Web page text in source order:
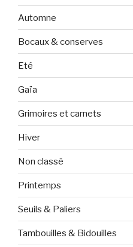
Automne
Bocaux & conserves
Eté
Gaïa
Grimoires et carnets
Hiver
Non classé
Printemps
Seuils & Paliers
Tambouilles & Bidouilles